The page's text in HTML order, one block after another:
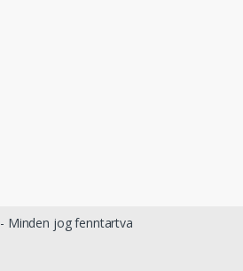
- Minden jog fenntartva